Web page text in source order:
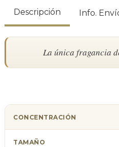
Descripción Info.
La única fragancia
CONCENTRACIÓN
TAMAÑO